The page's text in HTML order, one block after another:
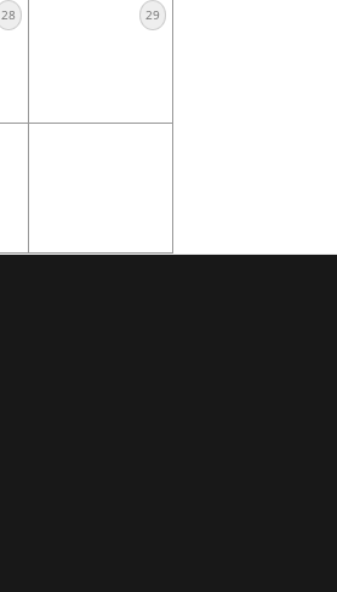
28 29